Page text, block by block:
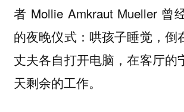
者 Mollie Amkraut Mueller 曾
的夜晚仪式：哄孩子睡觉，倒
丈夫各自打开电脑，在客厅的
天剩余的工作。